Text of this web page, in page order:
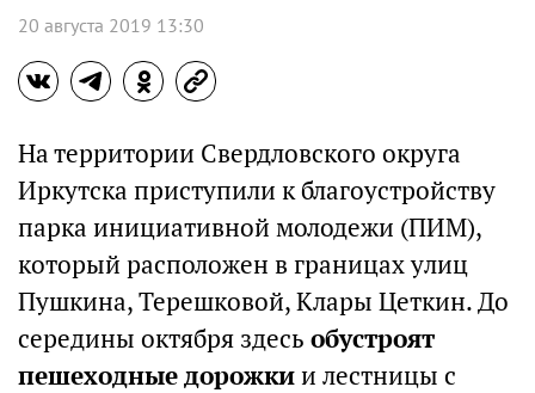
20 августа 2019 13:30
На территории Свердловского округа
Иркутска приступили к благоустройству
парка инициативной молодежи (ПИМ),
который расположен в границах улиц
Пушкина, Терешковой, Клары Цеткин. До
середины октября здесь обустроят
пешеходные дорожкии лестницы с